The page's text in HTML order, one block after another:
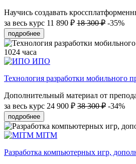
Научись создавать
за весь курс 11 890 ₽ 18 300 ₽ -35%
подробнее
1024 часа
ИПО
Технология разработки мобильного
Дополнительный материал от
за весь курс 24 900 ₽ 38 300 ₽ -34%
подробнее
MITM
Разработка компьютерных игр,